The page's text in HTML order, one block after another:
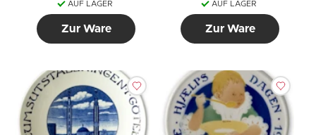
AUF LAGER
Zur Ware
AUF LAGER
Zur Ware